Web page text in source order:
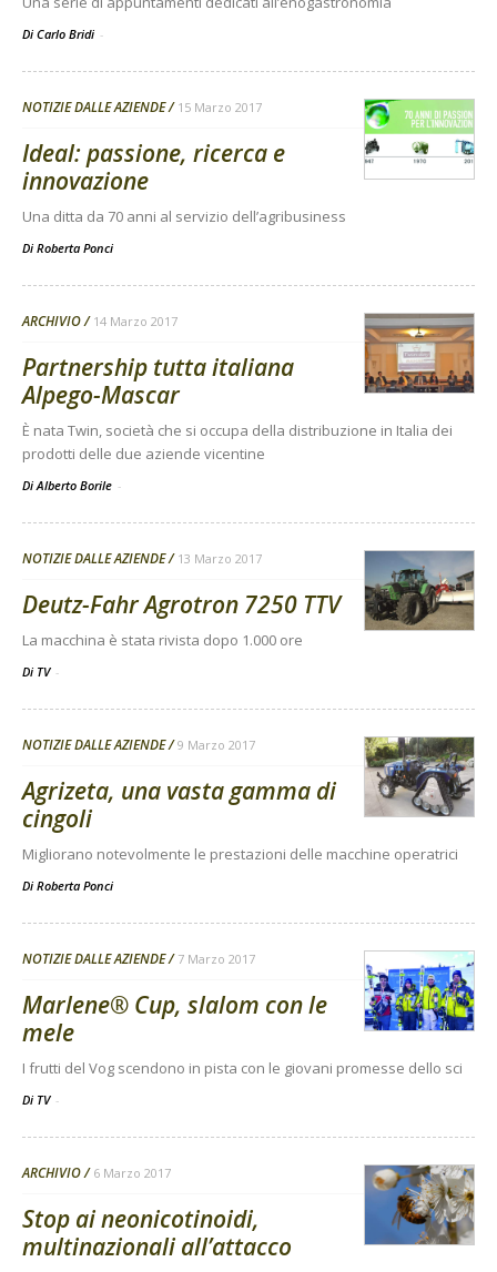
Di Carlo Bridi -
NOTIZIE DALLE AZIENDE 15 Marzo 2017
Ideal: passione, ricerca e
innovazione
Una ditta da 70 anni al servizio dell’agribusiness
Di Roberta Ponci
ARCHIVIO 14 Marzo 2017
Partnership tutta italiana
Alpego-Mascar
È nata Twin, società che si occupa della distribuzione in Italia dei
prodotti delle due aziende vicentine
Di Alberto Borile -
NOTIZIE DALLE AZIENDE 13 Marzo 2017
Deutz-Fahr Agrotron 7250 TTV
La macchina è stata rivista dopo 1.000 ore
Di TV -
NOTIZIE DALLE AZIENDE 9 Marzo 2017
Agrizeta, una vasta gamma di
cingoli
Migliorano notevolmente le prestazioni delle macchine operatrici
Di Roberta Ponci
NOTIZIE DALLE AZIENDE 7 Marzo 2017
Marlene® Cup, slalom con le
mele
I frutti del Vog scendono in pista con le giovani promesse dello sci
Di TV -
ARCHIVIO 6 Marzo 2017
Stop ai neonicotinoidi,
multinazionali all’attacco